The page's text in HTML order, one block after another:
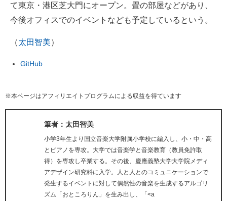
て東京・港区芝大門にオープン。畳の部屋などがあり、
今後オフィスでのイベントなども予定しているという。
（太田智美）
GitHub
※本ページはアフィリエイトプログラムによる収益を得ています
筆者：太田智美
小学3年生より国立音楽大学附属小学校に編入し、小・中・高
とピアノを専攻。大学では音楽学と音楽教育（教員免許取
得）を専攻し卒業する。その後、慶應義塾大学大学院メディ
アデザイン研究科に入学。人と人とのコミュニケーションで
発生するイベントに対して偶然性の音楽を生成するアルゴリ
ズム「おところりん」を生み出し、「<a